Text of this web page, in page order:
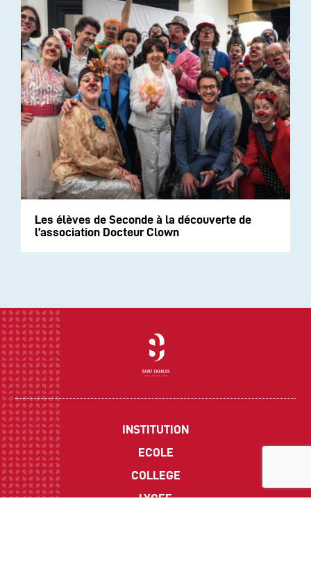
Les élèves de Seconde à la découverte de
l’association Docteur Clown
INSTITUTION
ECOLE
COLLEGE
LYCEE